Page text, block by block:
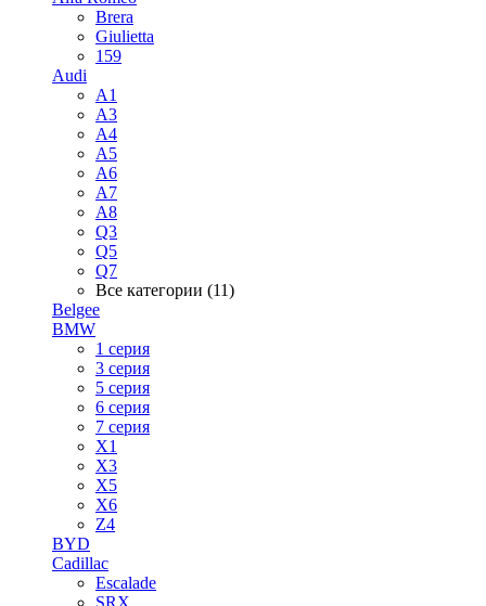
Brera
Giulietta
159
Audi
A1
A3
A4
A5
A6
A7
A8
Q3
Q5
Q7
Все категории (11)
Belgee
BMW
1 серия
3 серия
5 серия
6 серия
7 серия
X1
X3
X5
X6
Z4
BYD
Cadillac
Escalade
SRX